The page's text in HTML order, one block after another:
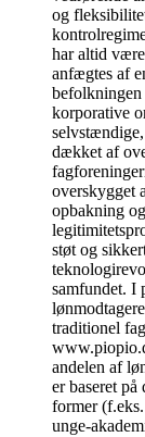
og
har altid
anfægtes af
befolkningen
korporative
dækket af
overskygget
opbakning
støt og
samfundet. I
traditionel
andelen af
er baseret
former
unge-